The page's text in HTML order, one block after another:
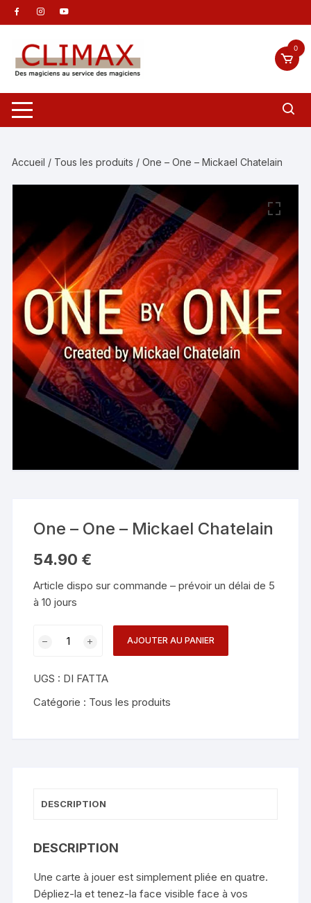
Aller
au
contenu
0
Accueil / Tous les produits / One – One – Mickael Chatelain
One – One – Mickael Chatelain
54.90 €
Article dispo sur commande – prévoir un délai de 5
à 10 jours
-
One
AJOUTER AU PANIER
UGS : DI FATTA
Catégorie : Tous les produits
DESCRIPTION
DESCRIPTION
Une carte à jouer est simplement pliée en quatre.
Dépliez-la et tenez-la face visible face à vos